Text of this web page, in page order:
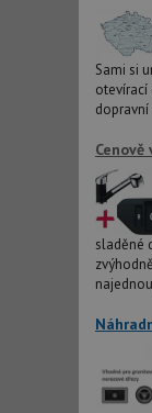
Sami si
otevírací
sladěné